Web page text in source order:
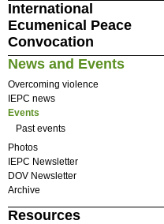
International
Ecumenical Peace
Convocation
News and Events
Overcoming violence
IEPC news
Events
Past events
Photos
IEPC Newsletter
DOV Newsletter
Archive
Resources